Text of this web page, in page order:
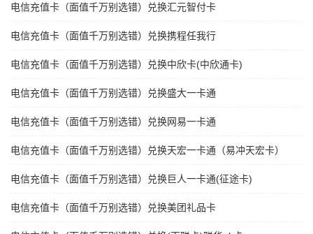
电信充值卡（面值千万别选错）兑换汇元智付卡
电信充值卡（面值千万别选错）兑换携程任我行
电信充值卡（面值千万别选错）兑换中欣卡(中欣通卡)
电信充值卡（面值千万别选错）兑换盛大一卡通
电信充值卡（面值千万别选错）兑换网易一卡通
电信充值卡（面值千万别选错）兑换天宏一卡通（易冲天宏卡）
电信充值卡（面值千万别选错）兑换巨人一卡通(征途卡)
电信充值卡（面值千万别选错）兑换美团礼品卡